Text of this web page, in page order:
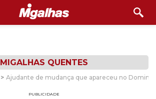
MIGALHAS QUENTES
> Ajudante de mudança que apareceu no
PUBLICIDADE